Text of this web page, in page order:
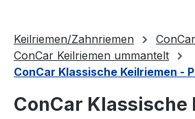
Keilriemen/Zahnriemen
ConCar Keilriemen ummantelt
ConCar Klassische Keilriemen -
ConCar Klassische